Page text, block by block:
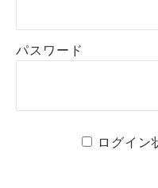
パスワード
ログイン